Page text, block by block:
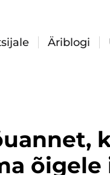
Äriblogi
õigele